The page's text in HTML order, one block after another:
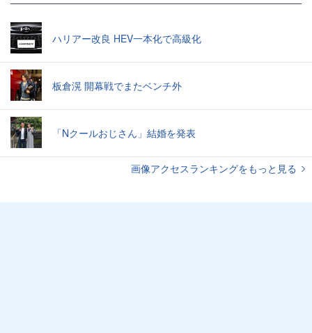
ハリアー改良 HEV一本化で高級化
板倉滉 開幕戦でまたベンチ外
「Nクールおじさん」結婚を発表
画像アクセスランキングをもっと見る